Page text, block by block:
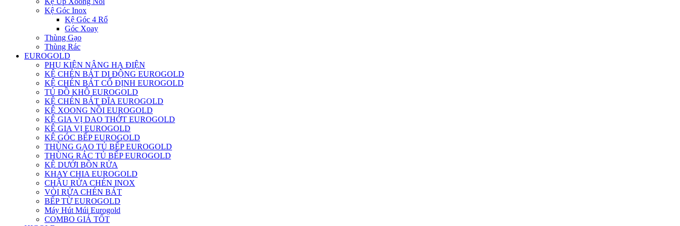
Kệ Góc Inox
Kệ Góc 4 Rổ
Góc Xoay
Thùng Gạo
Thùng Rác
EUROGOLD
PHỤ KIỆN NÂNG HẠ ĐIỆN
KỆ CHÉN BÁT DI ĐỘNG EUROGOLD
KỆ CHÉN BÁT CỐ ĐỊNH EUROGOLD
TỦ ĐỒ KHÔ EUROGOLD
KỆ CHÉN BÁT ĐĨA EUROGOLD
KỆ XOONG NỒI EUROGOLD
KỆ GIA VỊ DAO THỚT EUROGOLD
KỆ GIA VỊ EUROGOLD
KỆ GÓC BẾP EUROGOLD
THÙNG GẠO TỦ BẾP EUROGOLD
THÙNG RÁC TỦ BẾP EUROGOLD
KỆ DƯỚI BỒN RỬA
KHAY CHIA EUROGOLD
CHẬU RỬA CHÉN INOX
VÒI RỬA CHÉN BÁT
BẾP TỪ EUROGOLD
Máy Hút Múi Eurogold
COMBO GIÁ TỐT